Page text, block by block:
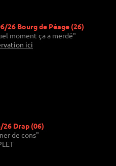
26 Bourg de Péage (26)
moment ça a merdé"
ici
26 Drap (06)
de cons"